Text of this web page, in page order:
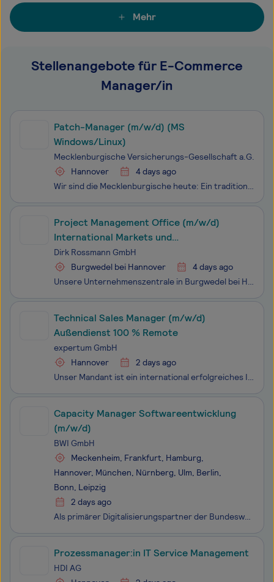
Mehr
Stellenangebote für E-Commerce
Manager/in
Patch-Manager (m/w/d) (MS
Windows/Linux)
Mecklenburgische Versicherungs-Gesellschaft a.G.
Hannover
4 days ago
Wir sind die Mecklenburgische heute: Ein traditionsbewusstes Versicherungsunternehmen, das durch besonders engagierte Mitarbeiter (m/w/d) im Innen- und Außendienst bereits über 225 Jahre erfolgreich am Markt bestehen konnte. Für die Mecklenburgische von morgen suchen wir begeisterte Menschen, die ge
Project Management Office (m/w/d)
International Markets und
Einkaufsorganisation
Dirk Rossmann GmbH
Burgwedel bei Hannover
4 days ago
Unsere Unternehmenszentrale in Burgwedel bei Hannover – hier arbeiten rund 3.000 Mitarbeitende mit vollem Einsatz daran, die Zukunft von ROSSMANN zu gestalten. In unserem neuen Team aus dem Bereich International Markets und Einkaufsorganisation bündeln wir zentrale Zukunftsthemen rund um internatio
Technical Sales Manager (m/w/d)
Außendienst 100 % Remote
expertum GmbH
Hannover
2 days ago
Unser Mandant ist ein international erfolgreiches Industrieunternehmen und zählt zu den führenden Anbietern anspruchsvoller elektrotechnischer Produkte, Systemlösungen und Dienstleistungen für industrielle Anwendungen. Mit einer langjährigen Unternehmensgeschichte, weltweiten Standorten und Kunden a
Capacity Manager Softwareentwicklung
(m/w/d)
BWI GmbH
Meckenheim, Frankfurt, Hamburg,
Hannover, München, Nürnberg, Ulm, Berlin,
Bonn, Leipzig
2 days ago
Als primärer Digitalisierungspartner der Bundeswehr erbringen wir stabile, sichere und effiziente IT-Services im In- und Ausland, vom Grundbetrieb bis in den einsatznahen Bereich und tragen so zur kontinuierlichen Erhöhung der Führungs- und Einsatzfähigkeit der Bundeswehr bei. Mit über 8.000 Kolleg*
Prozessmanager:in IT Service Management
HDI AG